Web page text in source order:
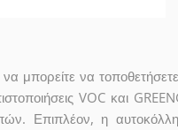
μπορείτε να
VOC και
Επιπλέον, η